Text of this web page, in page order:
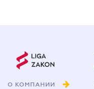
О КОМПАНИИ